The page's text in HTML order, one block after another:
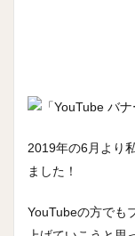
2019年の6月より
ました！
YouTubeの方でも